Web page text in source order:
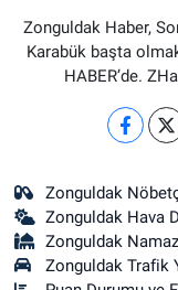
Zonguldak Haber,
Karabük başta
HABER’de.
Zonguldak
Zonguldak Hava
Zonguldak
Zonguldak Trafik